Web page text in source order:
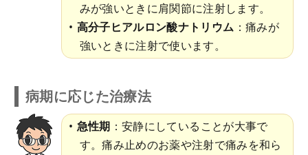
みが強いときに肩関節に注射します。
高分子ヒアルロン酸ナトリウム ：痛みが
強いときに注射で使います。
病期に応じた治療法
急性期 ：安静にしていることが大事で
す。痛み止めのお薬や注射で痛みを和ら